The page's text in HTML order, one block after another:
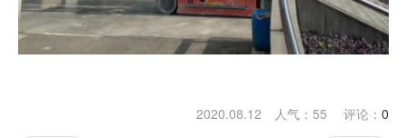
2020.08.12 人气： 55 评论： 0